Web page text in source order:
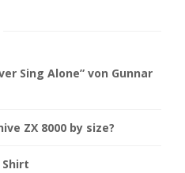
Sing Alone” von Gunnar
ZX 8000 by size?
Shirt